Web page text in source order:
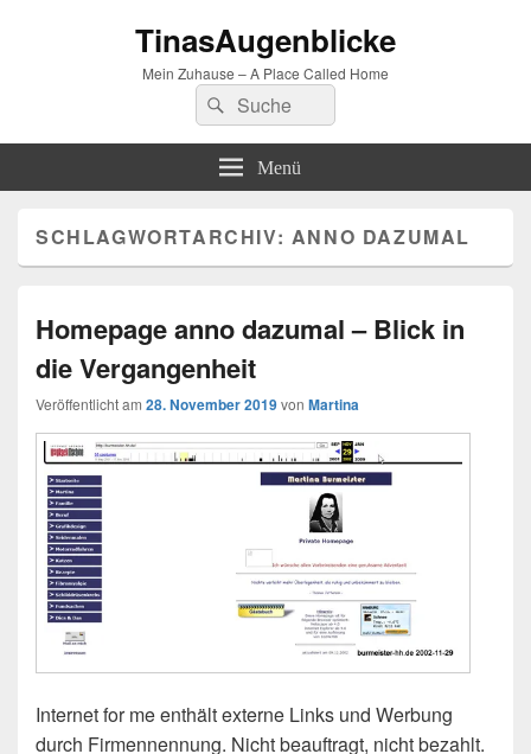
TinasAugenblicke
Mein Zuhause – A Place Called Home
Suchen
nach:
Suchen
Menü
SCHLAGWORTARCHIV: ANNO DAZUMAL
Homepage anno dazumal – Blick in
die Vergangenheit
Veröffentlicht am 28. November 2019von Martina
Internet for me enthält externe Links und Werbung
durch Firmennennung. Nicht beauftragt, nicht bezahlt.